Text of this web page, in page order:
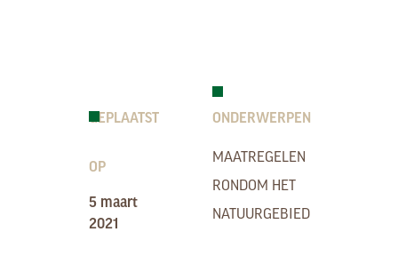
GEPLAATST
OP
5 maart
2021
ONDERWERPEN
MAATREGELEN
RONDOM HET
NATUURGEBIED